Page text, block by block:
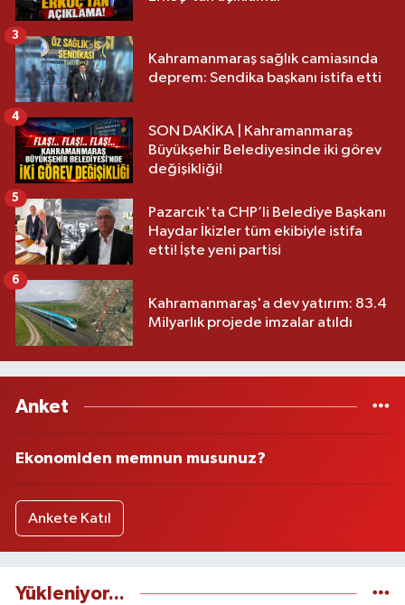
Kahramanmaraş sağlık camiasında
deprem: Sendika başkanı istifa etti
3
SON DAKİKA | Kahramanmaraş
Büyükşehir Belediyesinde iki görev
değişikliği!
4
Pazarcık'ta CHP’li Belediye Başkanı
Haydar İkizler tüm ekibiyle istifa
etti! İşte yeni partisi
5
Kahramanmaraş'a dev yatırım: 83.4
Milyarlık projede imzalar atıldı
6
Anket
Ekonomiden memnun musunuz?
Ankete Katıl
Yükleniyor...